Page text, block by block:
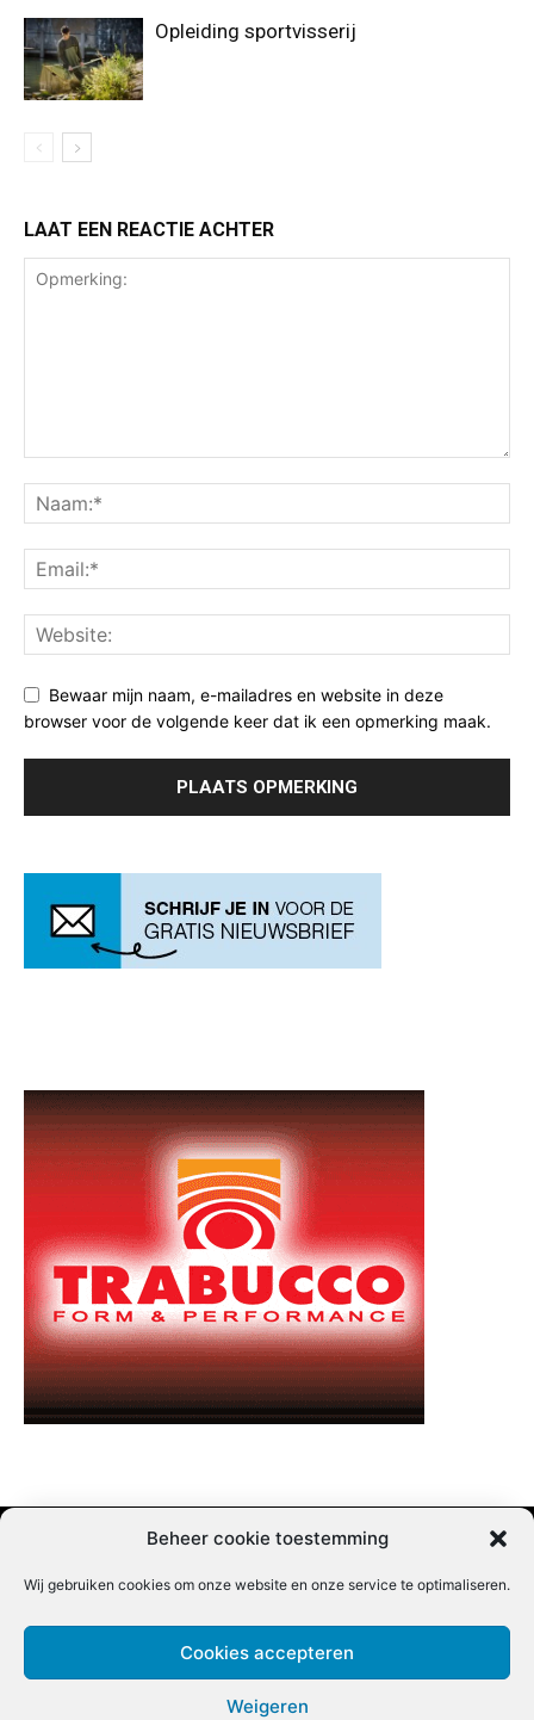
Beheer cookie toestemming
Wij gebruiken cookies om onze website en onze service te optimaliseren.
Cookies accepteren
Weigeren
Opleiding sportvisserij
LAAT EEN REACTIE ACHTER
Bewaar mijn naam, e-mailadres en website in deze
browser voor de volgende keer dat ik een opmerking maak.
Nieuwsbrief inschrijven | Partner content